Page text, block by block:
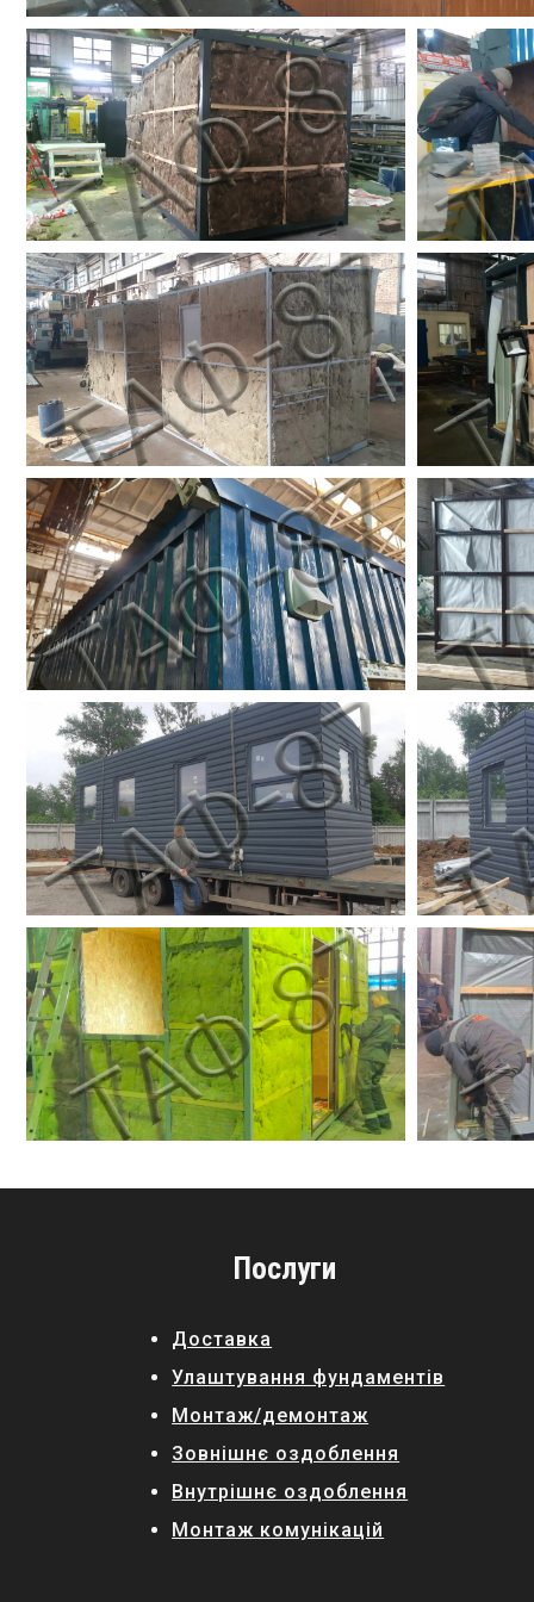
Послуги
Доставка
Улаштування фундаментів
Монтаж/демонтаж
Зовнішнє оздоблення
Внутрішнє оздоблення
Монтаж комунікацій